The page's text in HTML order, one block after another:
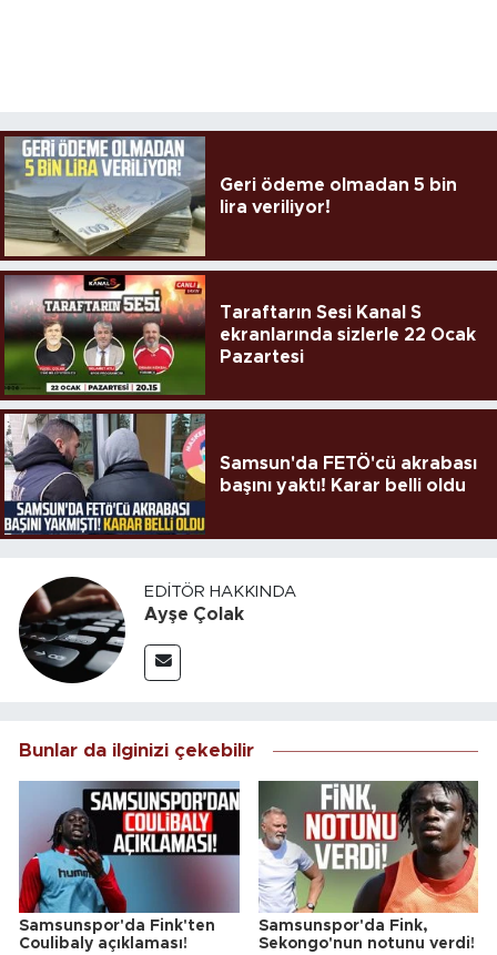
Geri ödeme olmadan 5 bin
lira veriliyor!
Taraftarın Sesi Kanal S
ekranlarında sizlerle 22 Ocak
Pazartesi
Samsun'da FETÖ'cü akrabası
başını yaktı! Karar belli oldu
EDITÖR HAKKINDA
Ayşe Çolak
Bunlar da ilginizi çekebilir
Samsunspor'da Fink'ten
Coulibaly açıklaması!
Samsunspor'da Fink,
Sekongo'nun notunu verdi!